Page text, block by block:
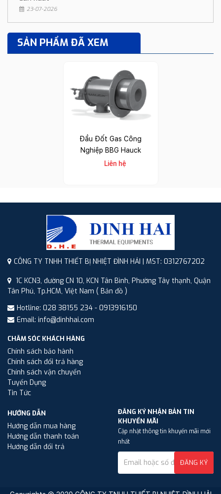
23-07-2026
SẢN PHẨM ĐÃ XEM
Đầu Đốt Gas Công
Nghiệp BBG Hauck
Liên hệ
CÔNG TY TNHH THIẾT BỊ NHIỆT ĐÌNH HẢI | MST: 0312767202
1C KCN3, đường CN 10, KCN Tân Bình, Phường Tây thạnh, Quận
Tân Phú, Tp.HCM, Việt Nam ( Bản đồ )
Hotline: 028 38155 234 - 0913916150
Email: info@dinhhai.com
CHĂM SÓC KHÁCH HÀNG
Chính sách bảo hành
Chính sách đổi trả hàng
Chính sách vận chuyển
Tuyển Dụng
Tin Tức
HƯỚNG DẪN
Hướng dẫn mua hàng
Hướng dẫn thanh toán
Hướng dẫn đổi trả
ĐĂNG KÝ NHẬN BẢN TIN
KHUYẾN MÃI
Cập nhật thông tin khuyến mãi mới
nhất
ĐĂNG KÝ